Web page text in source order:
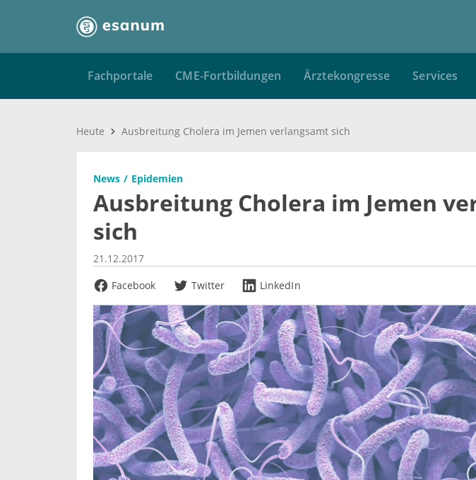
Fachportale CME-Fortbildungen Ärztekongresse Services
Heute Ausbreitung Cholera im Jemen verlangsamt sich
News Epidemien
Ausbreitung Cholera im Jemen
sich
21.12.2017
Facebook
Twitter LinkedIn